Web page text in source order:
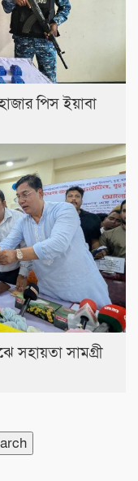
পিস ইয়াবা
সহায়তা সামগ্রী